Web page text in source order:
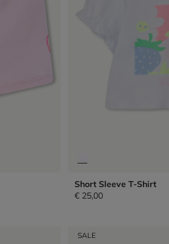
Short Sleeve T-Shirt
€ 25,00
SALE